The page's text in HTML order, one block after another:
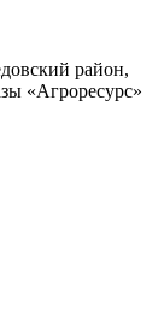
район,
«Агроресурс»